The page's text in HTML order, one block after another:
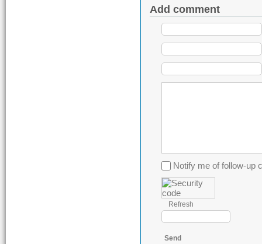
Add comment
Notify me of follow-up
Refresh
Send